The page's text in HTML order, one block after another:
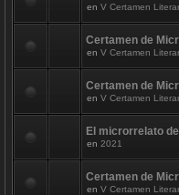
en V Certamen
Certamen de
en V Certamen
Certamen de
en V Certamen
El microrrelato
en 2021
Certamen de
en V Certamen